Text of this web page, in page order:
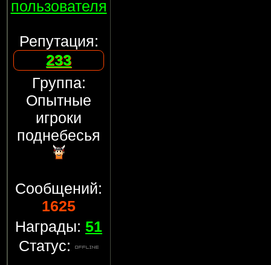
пользователя
Репутация:
233
Группа:
Опытные
игроки
поднебесья
Сообщений:
1625
Награды: 51
Статус: